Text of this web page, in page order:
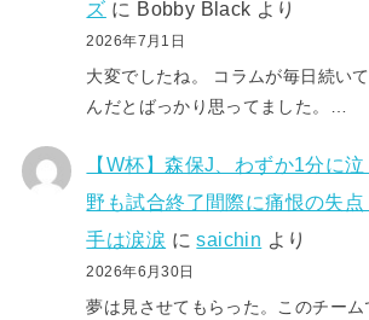
ズ に Bobby Black より
2026年7月1日
大変でしたね。 コラムが毎日続い
んだとばっかり思ってました。…
【W杯】森保J、わずか1分に
野も試合終了間際に痛恨の失
手は涙涙 にsaichin より
2026年6月30日
夢は見させてもらった。このチー